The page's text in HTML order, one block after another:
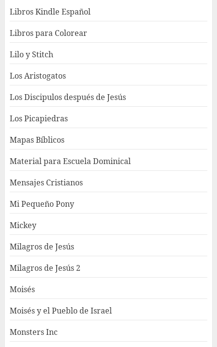
Libros Kindle Español
Libros para Colorear
Lilo y Stitch
Los Aristogatos
Los Discipulos después de Jesús
Los Picapiedras
Mapas Bíblicos
Material para Escuela Dominical
Mensajes Cristianos
Mi Pequeño Pony
Mickey
Milagros de Jesús
Milagros de Jesús 2
Moisés
Moisés y el Pueblo de Israel
Monsters Inc